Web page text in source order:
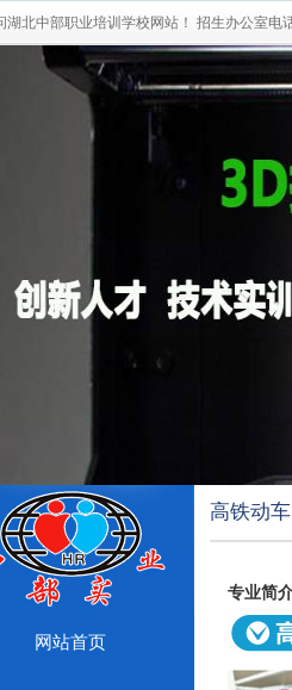
湖北中部职业培训学校网站！ 招生办公室
网站首页
高铁动
专业简